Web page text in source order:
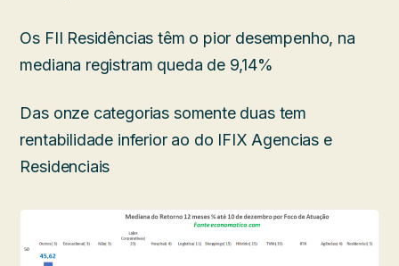
Os FII Residências têm o pior desempenho, na
mediana registram queda de 9,14%
Das onze categorias somente duas tem
rentabilidade inferior ao do IFIX Agencias e
Residenciais